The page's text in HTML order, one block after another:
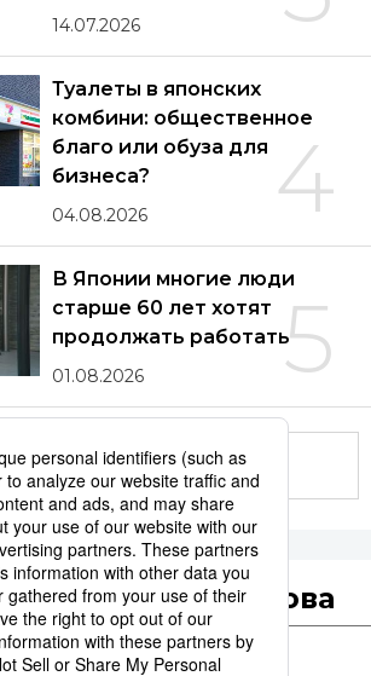
14.07.2026
4
Туалеты в японских
комбини: общественное
благо или обуза для
бизнеса?
04.08.2026
5
В Японии многие люди
старше 60 лет хотят
продолжать работать
01.08.2026
статьи по теме
поисковые слова
еда и напитки